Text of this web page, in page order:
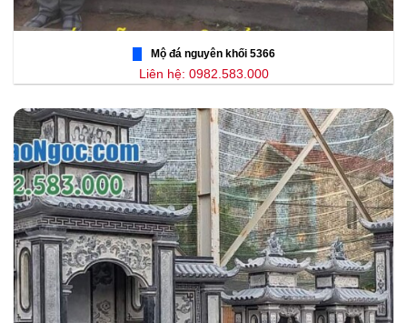
Mộ đá nguyên khối 5366
Liên hệ: 0982.583.000